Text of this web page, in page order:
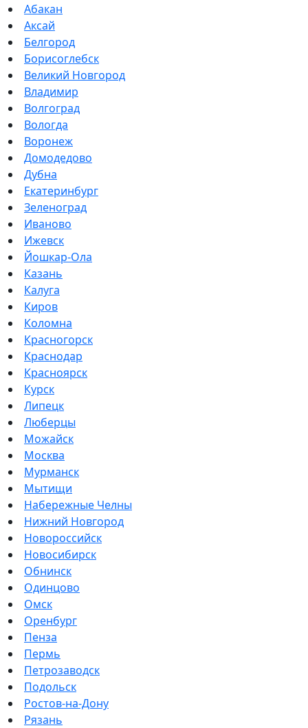
Абакан
Аксай
Белгород
Борисоглебск
Великий Новгород
Владимир
Волгоград
Вологда
Воронеж
Домодедово
Дубна
Екатеринбург
Зеленоград
Иваново
Ижевск
Йошкар-Ола
Казань
Калуга
Киров
Коломна
Красногорск
Краснодар
Красноярск
Курск
Липецк
Люберцы
Можайск
Москва
Мурманск
Мытищи
Набережные Челны
Нижний Новгород
Новороссийск
Новосибирск
Обнинск
Одинцово
Омск
Оренбург
Пенза
Пермь
Петрозаводск
Подольск
Ростов-на-Дону
Рязань